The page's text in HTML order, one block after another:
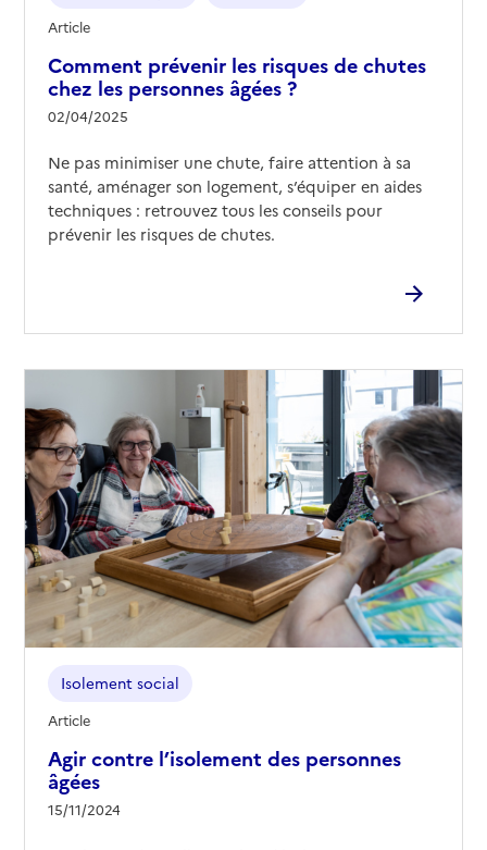
Comment prévenir les risques de chutes
chez les personnes âgées ?
02/04/2025
Article
Ne pas minimiser une chute, faire attention à sa
santé, aménager son logement, s’équiper en aides
techniques : retrouvez tous les conseils pour
prévenir les risques de chutes.
Agir contre l’isolement des personnes
âgées
15/11/2024
Isolement social
Article